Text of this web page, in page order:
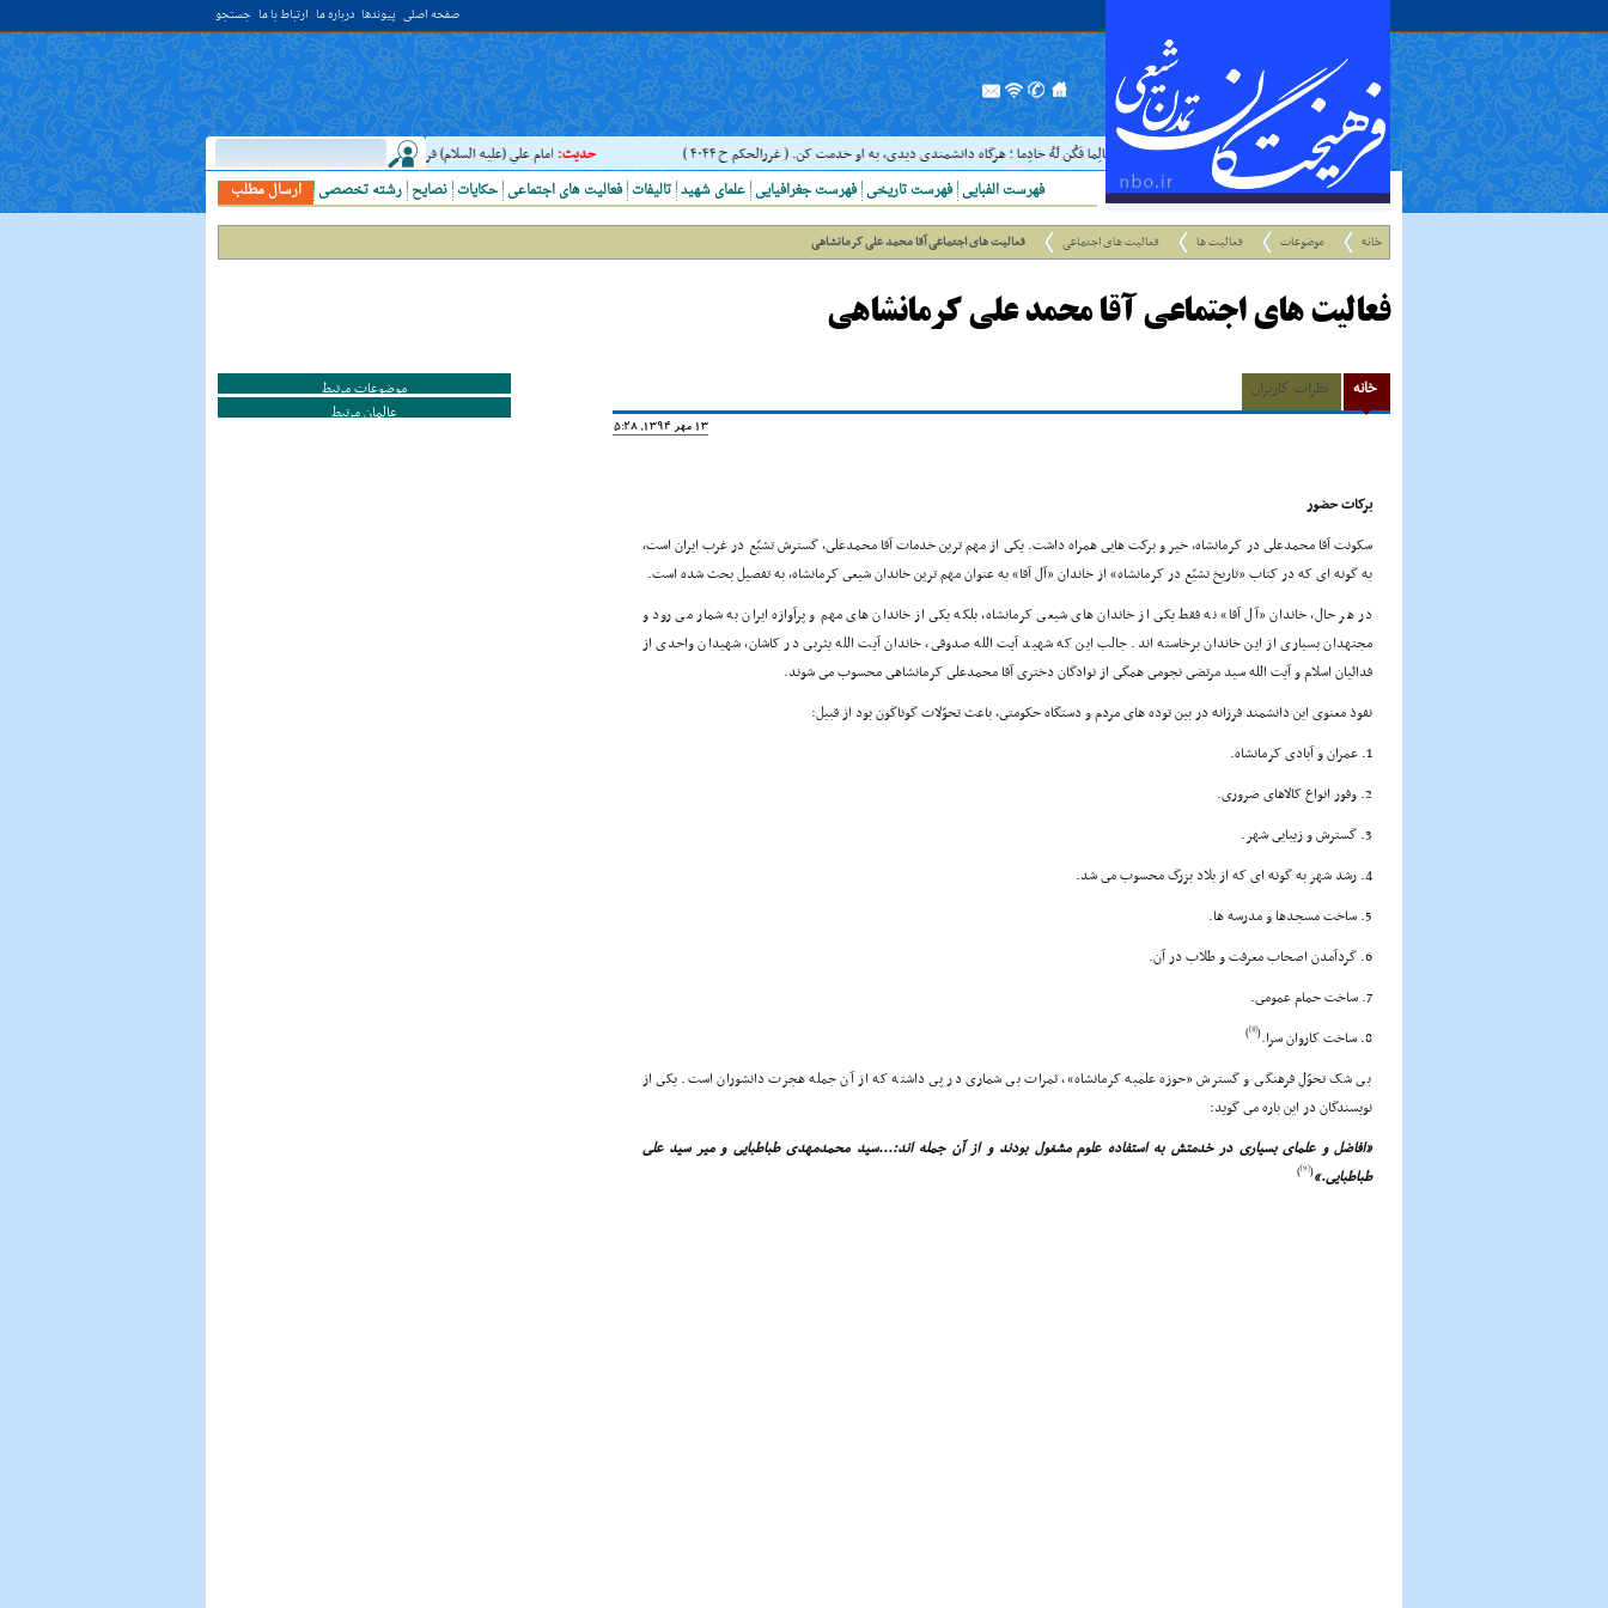
صفحه اصلی پیوندها درباره ما ارتباط با ما جستجو
حدیث: امام علي عليه السلام فرمودند : إذا رَأيتَ عالِما فَکُن لَهُ خادِما ؛ هرگاه دانشمندى ديدى، به او خدمت کن. ( غررالحکم ح ۴۰۴۴ ) حدیث:امام علي (عليه السلام) فرمودند: النَّظرُ إلي العَالِم أحبُّ إلَي الله مِن اعتکافِ سَنَهٍ فِي البَيت الحَرام؛
ارسال مطلب
رشته تخصصی نصایح حکایات فعالیت های اجتماعی تالیفات علمای شهید فهرست جغرافیایی فهرست تاریخی فهرست الفبایی
خانه موضوعات فعالیت ها فعالیت های اجتماعی فعالیت های اجتماعی آقا محمد علی کرمانشاهی
فعالیت های اجتماعی آقا محمد علی کرمانشاهی
خانه نظرات کاربران
13 مهر 1394, 15:28
برکات حضور
سکونت آقا محمدعلى در کرمانشاه، خیر و برکت هایى همراه داشت. یکى از مهم ترین خدمات آقا محمدعلى، گسترش تشیّع در غرب ایران است،
به گونه اى که در کتاب «تاریخ تشیّع در کرمانشاه» از خاندان «آل آقا» به عنوان مهم ترین خاندان شیعى کرمانشاه، به تفصیل بحث شده است.
در هر حال، خاندان «آل آقا» نه فقط یکى از خاندان هاى شیعى کرمانشاه، بلکه یکى از خاندان هاى مهم و پرآوازه ایران به شمار مى رود و
مجتهدان بسیارى از این خاندان برخاسته اند. جالب این که شهید آیت الله صدوقى، خاندان آیت الله یثربى در کاشان، شهیدان واحدى از
فدائیان اسلام و آیت الله سید مرتضى نجومى همگى از نوادگان دخترى آقا محمدعلى کرمانشاهى محسوب مى شوند.
نفوذ معنوى این دانشمند فرزانه در بین توده هاى مردم و دستگاه حکومتى، باعث تحوّلات گوناگون بود از قبیل:
1. عمران و آبادى کرمانشاه.
2. وفور انواع کالاهاى ضرورى.
3. گسترش و زیبایى شهر.
4. رشد شهر به گونه اى که از بلاد بزرگ محسوب مى شد.
5. ساخت مسجدها و مدرسه ها.
6. گردآمدن اصحاب معرفت و طلاب در آن.
7. ساخت حمام عمومى.
8. ساخت کاروان سرا.
(
[8]
)
بى شک تحوّلِ فرهنگى و گسترش «حوزه علمیه کرمانشاه»، ثمرات بى شمارى در پى داشته که از آن جمله هجرت دانشوران است. یکى از
نویسندگان در این باره مى گوید:
«افاضل و علماى بسیارى در خدمتش به استفاده علوم مشغول بودند و از آن جمله اند:...سید محمدمهدى طباطبایى و میر سید على
طباطبایى.»(
[9]
)
موضوعات مرتبط
عالمان مرتبط